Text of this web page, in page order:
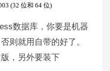
(32 位和 64 位)
数据库，你要是机器
否则就用自带的好了。
，另外要装下